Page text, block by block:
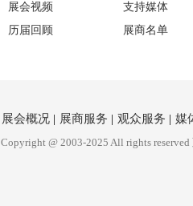
展会视频
支持媒体
历届回顾 展商名单
展会概况 | 展商服务 | 观众服务 | 媒
Copyright @ 2003-2025 All rights reserved